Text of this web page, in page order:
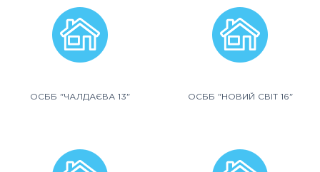
ОСББ "ЧАЛДАЄВА 13" ОСББ "НОВИЙ СВІТ 16"